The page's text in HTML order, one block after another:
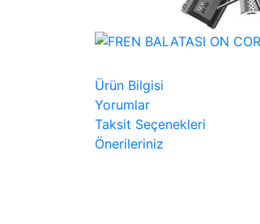
Ürün Bilgisi
Yorumlar
Taksit Seçenekleri
Önerileriniz